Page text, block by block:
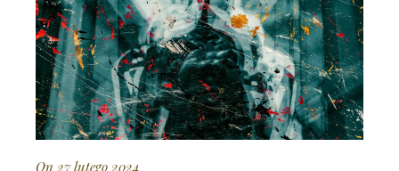
On 27 lutego 2024